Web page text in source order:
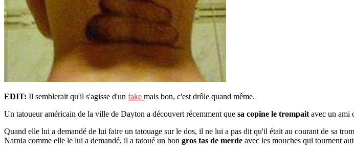
EDIT: Il semblerait qu'il s'agisse d'un fake mais bon, c'est drôle quand même.
Un tatoueur américain de la ville de Dayton a découvert récemment que sa copine le trompaitavec un ami
Quand elle lui a demandé de lui faire un tatouage sur le dos, il ne lui a pas dit qu'il était au courant de sa
Narnia comme elle le lui a demandé, il a tatoué un bon gros tas de merde avec les mouches qui tournent